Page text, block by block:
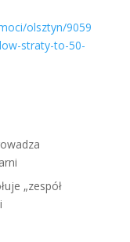
olsztyn/9059
straty-to-50-
„zespół